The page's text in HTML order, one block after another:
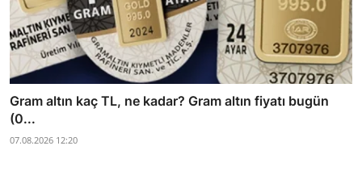
Gram altın kaç TL, ne kadar? Gram altın fiyatı bugün
(0...
07.08.2026 12:20